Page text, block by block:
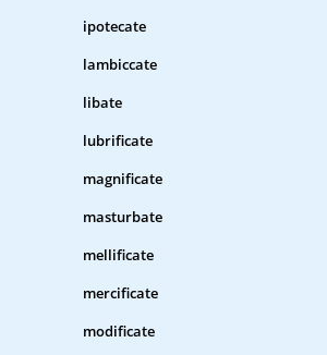
ipotecate
lambiccate
libate
lubrificate
magnificate
masturbate
mellificate
mercificate
modificate